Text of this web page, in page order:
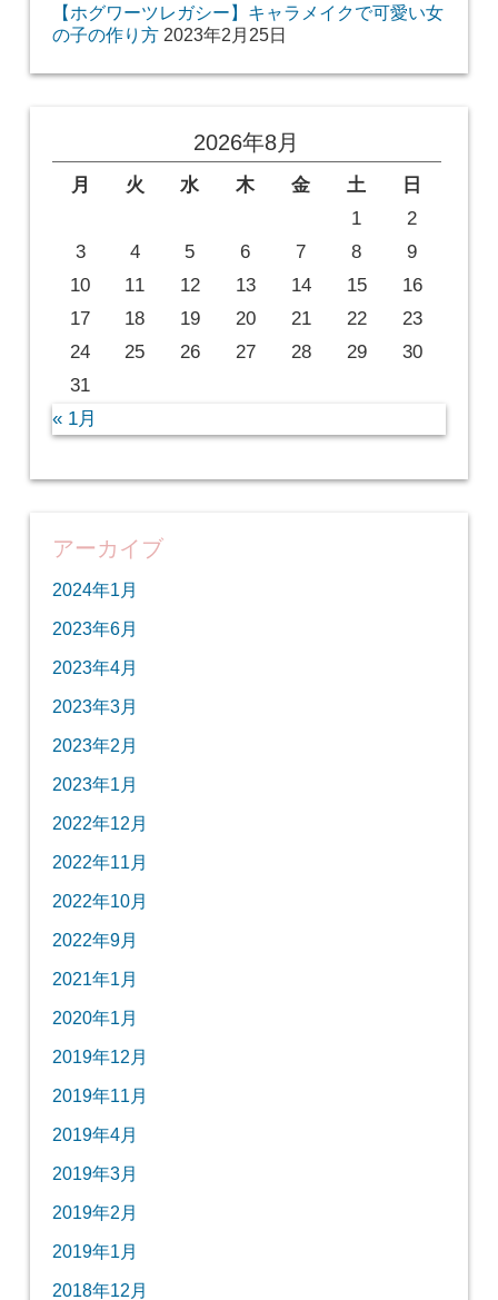
【ホグワーツレガシー】キャラメイクで可愛い女
の子の作り方 2023年2月25日
2026年8月
月 火 水 木 金 土
日
1
2
3
4 5 6 7 8
9
10
11 12 13 14 15
16
17
18 19 20 21 22
23
24
25 26 27 28 29
30
31
« 1月
アーカイブ
2024年1月
2023年6月
2023年4月
2023年3月
2023年2月
2023年1月
2022年12月
2022年11月
2022年10月
2022年9月
2021年1月
2020年1月
2019年12月
2019年11月
2019年4月
2019年3月
2019年2月
2019年1月
2018年12月